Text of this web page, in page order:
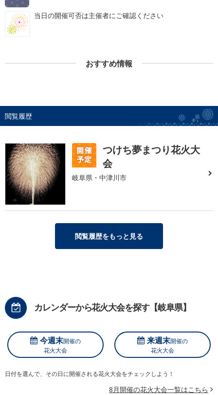
当日の開催可否は主催者にご確認ください
おすすめ情報
閲覧履歴
つけち夢まつり花火大
会
岐阜県・中津川市
閲覧履歴をもっと見る
カレンダーから花火大会を探す【岐阜県】
今週末開催の
花火大会
来週末開催の
花火大会
日付を選んで、その日に開催される花火大会をチェックしよう！
8月開催の花火大会一覧はこちら